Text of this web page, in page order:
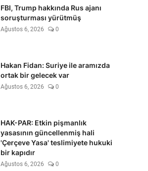
FBI, Trump hakkında Rus ajanı
soruşturması yürütmüş
Ağustos 6, 2026 0
Hakan Fidan: Suriye ile aramızda
ortak bir gelecek var
Ağustos 6, 2026 0
HAK-PAR: Etkin pişmanlık
yasasının güncellenmiş hali
'Çerçeve Yasa' teslimiyete hukuki
bir kapıdır
Ağustos 6, 2026 0